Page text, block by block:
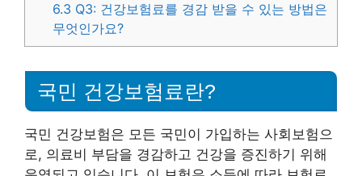
6.3 Q3: 건강보험료를 경감 받을 수 있는 방법은
무엇인가요?
국민 건강보험료란?
국민 건강보험은 모든 국민이 가입하는 사회보험으
로, 의료비 부담을 경감하고 건강을 증진하기 위해